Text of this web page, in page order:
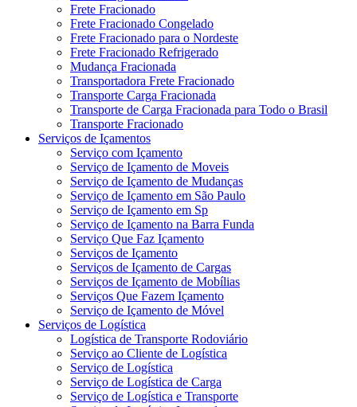
Frete Fracionado
Frete Fracionado Congelado
Frete Fracionado para o Nordeste
Frete Fracionado Refrigerado
Mudança Fracionada
Transportadora Frete Fracionado
Transporte Carga Fracionada
Transporte de Carga Fracionada para Todo o Brasil
Transporte Fracionado
Serviços de Içamentos
Serviço com Içamento
Serviço de Içamento de Moveis
Serviço de Içamento de Mudanças
Serviço de Içamento em São Paulo
Serviço de Içamento em Sp
Serviço de Içamento na Barra Funda
Serviço Que Faz Içamento
Serviços de Içamento
Serviços de Içamento de Cargas
Serviços de Içamento de Mobílias
Serviços Que Fazem Içamento
Serviço de Içamento de Móvel
Serviços de Logística
Logística de Transporte Rodoviário
Serviço ao Cliente de Logística
Serviço de Logística
Serviço de Logística de Carga
Serviço de Logística e Transporte